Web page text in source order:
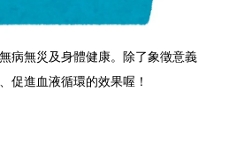
病無災及身體健康。除了象徵意義
促進血液循環的效果喔！